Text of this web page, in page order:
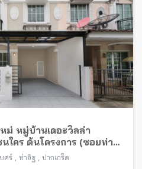
ม่ หมู่บ้านเดอะวิลล่า
ใคร ต้นโครงการ (ซอยท่า
ถไฟฟ้าสายสีม่วง
ศร์ , ท่าอิฐ , ปากเกร็ด